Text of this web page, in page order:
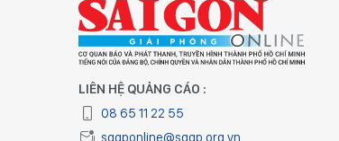
LIÊN HỆ QUẢNG CÁO :
08 65 11 22 55
sggponline@sggp.org.vn